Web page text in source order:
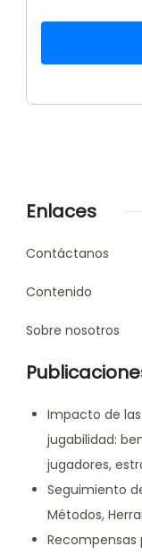
Enlaces
Contáctanos
Contenido
Sobre nosotros
Impacto de
jugabilidad:
jugadores,
Seguimiento
Métodos,
Recompensas